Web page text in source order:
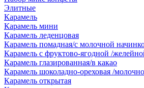
Элитные
Карамель
Карамель мини
Карамель леденцовая
Карамель помадная/с молочной
Карамель с фруктово-ягодной /
Карамель глазированная/в какао
Карамель шоколадно-ореховая /
Карамель открытая